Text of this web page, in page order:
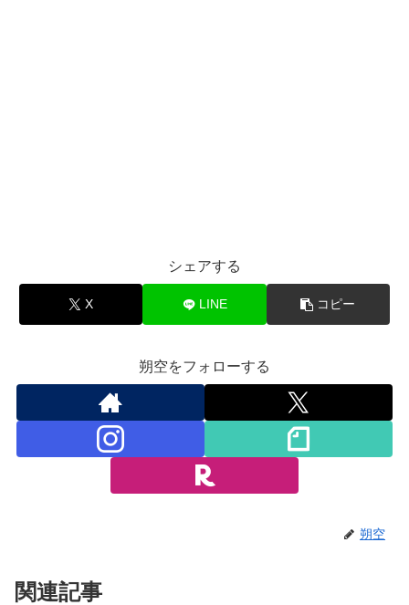
シェアする
X LINE コピー
朔空をフォローする
朔空
関連記事